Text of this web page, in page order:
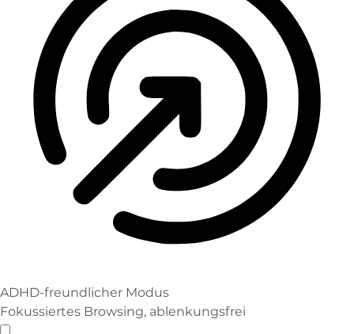
ADHD-freundlicher Modus
Fokussiertes Browsing, ablenkungsfrei
ADHD-freundlicher Modus